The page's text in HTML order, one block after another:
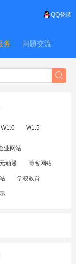
QQ登录
务 问题交流
W1.0 W1.5
业网站
动漫 博客网站
学校教育